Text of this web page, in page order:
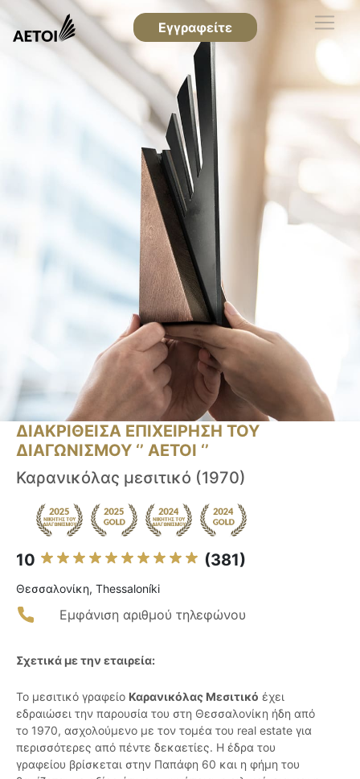
Εγγραφείτε
ΔΙΑΚΡΙΘΕΙΣΑ ΕΠΙΧΕΙΡΗΣΗ ΤΟΥ
ΔΙΑΓΩΝΙΣΜΟΥ ‘’ ΑΕΤΟΙ ‘’
Καρανικόλας μεσιτικό (1970)
10 (381)
Θεσσαλονίκη, Thessaloníki
Εμφάνιση αριθμού τηλεφώνου
Σχετικά με την εταιρεία:
Το μεσιτικό γραφείο Καρανικόλας Μεσιτικό έχει
εδραιώσει την παρουσία του στη Θεσσαλονίκη ήδη από
το 1970, ασχολούμενο με τον τομέα του real estate για
περισσότερες από πέντε δεκαετίες. Η έδρα του
γραφείου βρίσκεται στην Παπάφη 60 και η φήμη του